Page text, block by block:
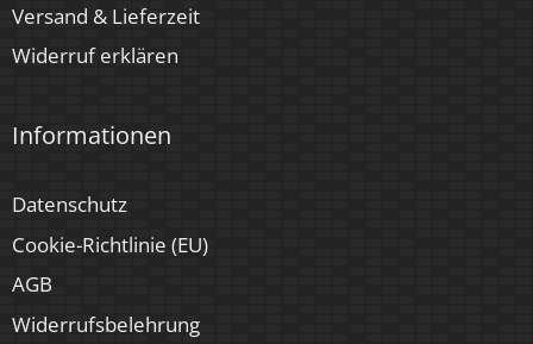
Versand & Lieferzeit
Widerruf erklären
Informationen
Datenschutz
Cookie-Richtlinie (EU)
AGB
Widerrufsbelehrung